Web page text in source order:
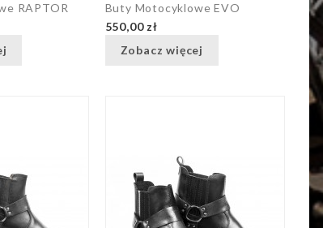
RAPTOR
Buty Motocyklowe EVO
550,00 zł
Zobacz więcej